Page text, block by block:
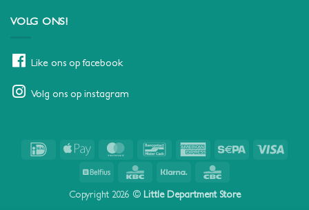
VOLG ONS!
Like ons op facebook
Volg ons op instagram
IDeal
Apple
MasterCardBancontact American Sepa
Belfius KBC Klarna
Copyright 2026 © Little Department Store